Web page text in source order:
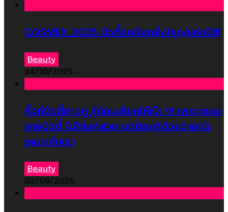
COSMEX 2025 บิวตี้แฟร์สุดยิ่งใหญ่แห่งปี!!!
Beauty
24/10/2025
คิ้วท์บิวตี้ฮาวทู รู้ก่อนเลือกให้เป๊ะ !!! เพราะของ
สายบิวตี้ ไม่ใช่แค่สวย แต่ต้องรู้ด้วยว่าอะไร
เหมาะกับเรา
Beauty
02/09/2025